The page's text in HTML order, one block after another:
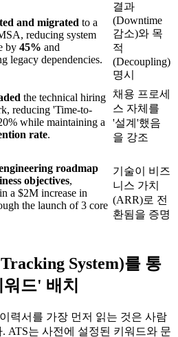
and migrated to a
reducing system
by 45% and
legacy dependencies.
결과
(Downtime
감소)와 목
적
(Decoupling)
명시
the technical hiring
reducing 'Time-to-
while maintaining a
rate.
채용 프로세
스 자체를
'설계'했음
을 강조
roadmap
objectives,
a $2M increase in
the launch of 3 core
기술이 비즈
니스 가치
(ARR)로 전
환됨을 증명
System)를 통
드' 배치
력서를 가장 먼저 읽는 것은 사람
ATS는 사전에 설정된 키워드와 문